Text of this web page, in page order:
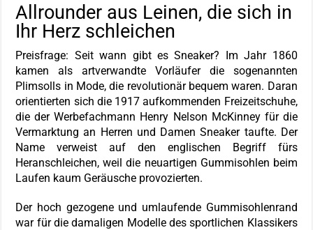
Allrounder aus Leinen, die sich in
Ihr Herz schleichen
Preisfrage: Seit wann gibt es Sneaker? Im Jahr 1860
kamen als artverwandte Vorläufer die sogenannten
Plimsolls in Mode, die revolutionär bequem waren. Daran
orientierten sich die 1917 aufkommenden Freizeitschuhe,
die der Werbefachmann Henry Nelson McKinney für die
Vermarktung an Herren und Damen Sneaker taufte. Der
Name verweist auf den englischen Begriff fürs
Heranschleichen, weil die neuartigen Gummisohlen beim
Laufen kaum Geräusche provozierten.
Der hoch gezogene und umlaufende Gummisohlenrand
war für die damaligen Modelle des sportlichen Klassikers